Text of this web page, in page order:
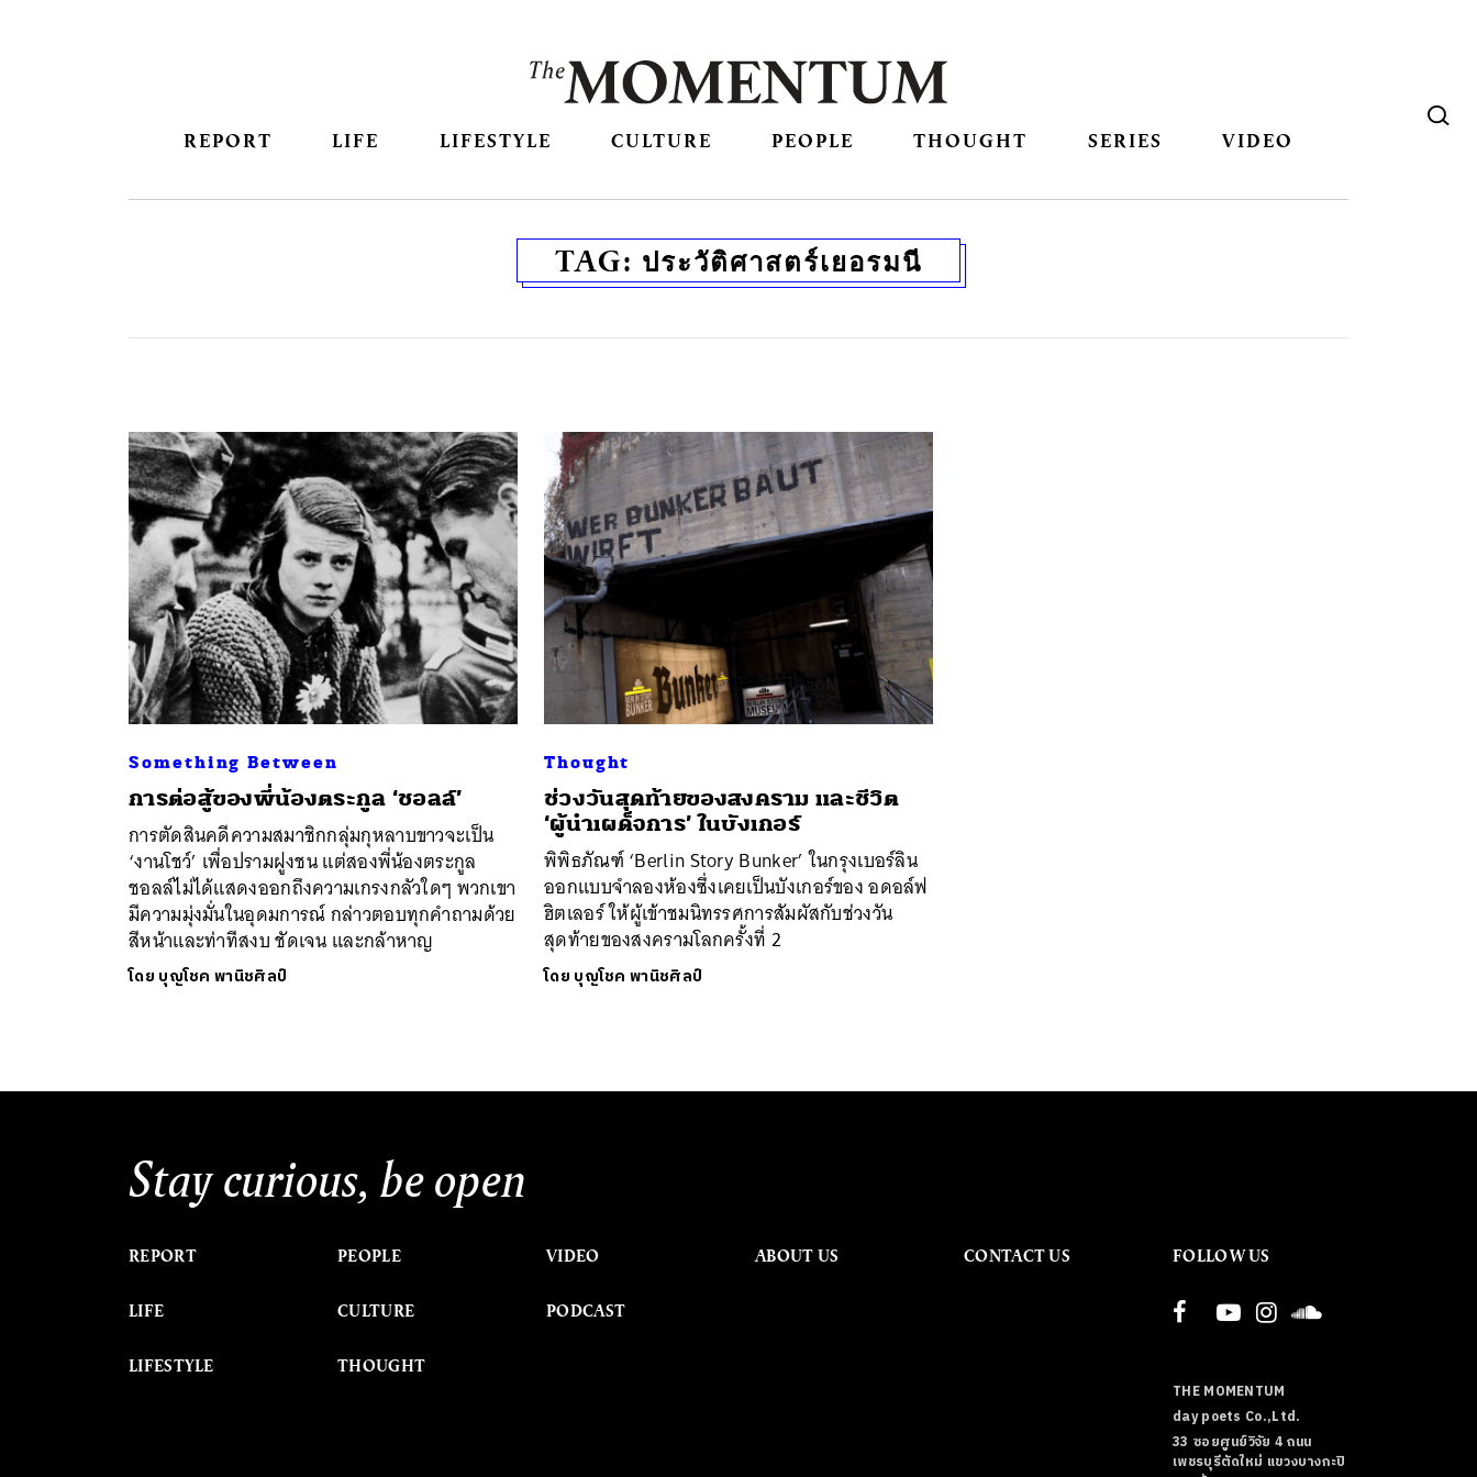
REPORT LIFE LIFESTYLE CULTURE PEOPLE THOUGHT SERIES VIDEO
TAG: ประวัติศาสตร์เยอรมนี
Something Between
การต่อสู้ของพี่น้องตระกูล ‘ชอลล์’
การตัดสินคดีความสมาชิกกลุ่มกุหลาบขาวจะเป็น
‘งานโชว์’ เพื่อปรามฝูงชน แต่สองพี่น้องตระกูล
ชอลล์ไม่ได้แสดงออกถึงความเกรงกลัวใดๆ พวกเขา
มีความมุ่งมั่นในอุดมการณ์ กล่าวตอบทุกคำถามด้วย
สีหน้าและท่าทีสงบ ชัดเจน และกล้าหาญ
โดย บุญโชค พานิชศิลป์
Thought
ช่วงวันสุดท้ายของสงคราม และชีวิต
‘ผู้นำเผด็จการ’ ในบังเกอร์
พิพิธภัณฑ์ ‘Berlin Story Bunker’ ในกรุงเบอร์ลิน
ออกแบบจำลองห้องซึ่งเคยเป็นบังเกอร์ของ อดอล์ฟ
ฮิตเลอร์ ให้ผู้เข้าชมนิทรรศการสัมผัสกับช่วงวัน
สุดท้ายของสงครามโลกครั้งที่ 2
โดย บุญโชค พานิชศิลป์
Stay curious, be open
REPORT
LIFE
LIFESTYLE
PEOPLE
CULTURE
THOUGHT
VIDEO
PODCAST
ABOUT US CONTACT US FOLLOW US
THE MOMENTUM
day poets Co.,Ltd.
33 ซอยศูนย์วิจัย 4 ถนน
เพชรบุรีตัดใหม่ แขวงบางกะปิ
SHARE TWEET LINE